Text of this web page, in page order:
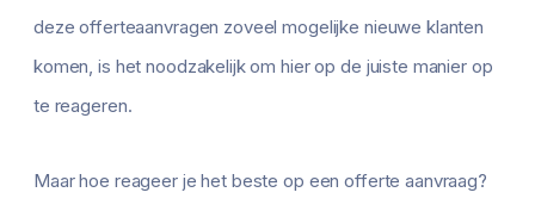
deze offerteaanvragen zoveel mogelijke nieuwe klanten
komen, is het noodzakelijk om hier op de juiste manier op
te reageren.
Maar hoe reageer je het beste op een offerte aanvraag?